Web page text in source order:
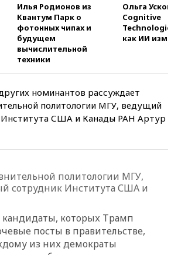
Илья Родионов из
Квантум Парк о
фотонных чипах и
будущем
вычислительной
техники
Ольга
Cognitive
как ИИ
номинантов рассуждает
политологии МГУ, ведущий
Института США и Канады РАН Артур
политологии МГУ,
сотрудник Института США и
кандидаты, которых Трамп
посты в правительстве,
из них демократы